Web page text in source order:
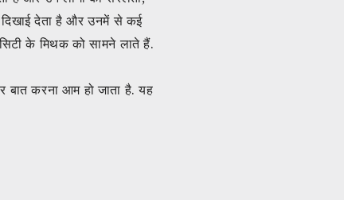
देता है और उनमें से कई
के मिथक को सामने लाते हैं.
करना आम हो जाता है. यह